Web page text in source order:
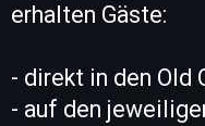
erhalten Gäste:
- direkt in den Old
- auf den